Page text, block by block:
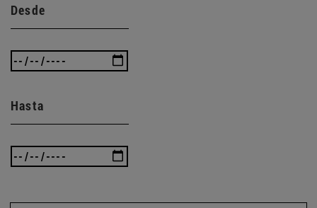
Desde
Hasta